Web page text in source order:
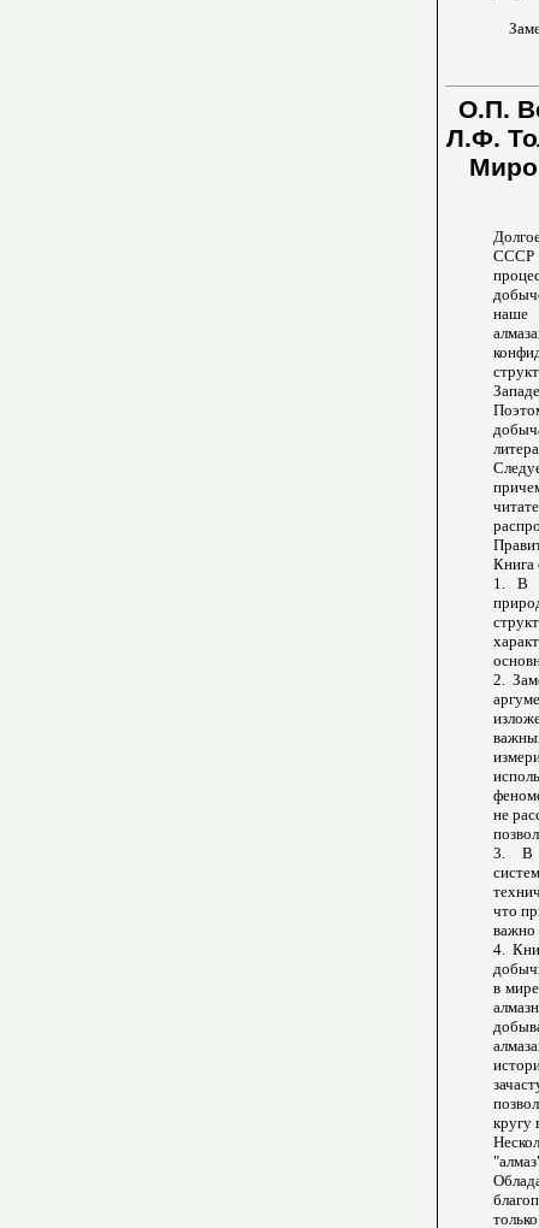
О.П.
Л.Ф.
СССР
наше
Книга
1. В
2.
не
3. В
что
важно
4.
в
кругу